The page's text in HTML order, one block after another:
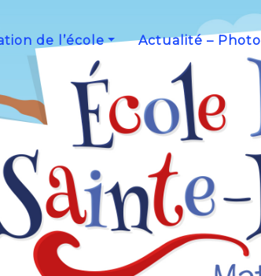
de l’école Actualité –